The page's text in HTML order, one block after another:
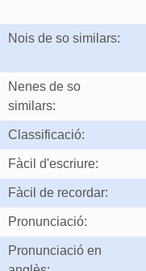
Nois de so similars:
Nenes de so
similars:
Classificació:
Fàcil d'escriure:
Fàcil de recordar:
Pronunciació:
Pronunciació en